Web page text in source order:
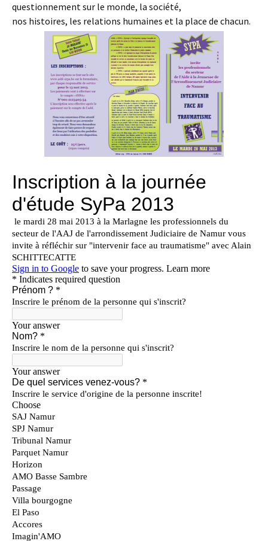
questionnement sur le monde, la société,
nos histoires, les relations humaines et la place de chacun.